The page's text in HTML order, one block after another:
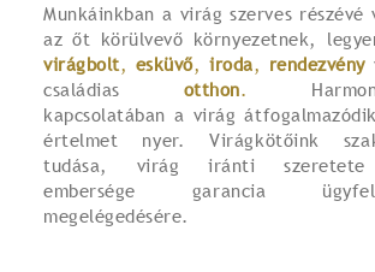
Munkáinkban a virág szerves részévé
az őt körülvevő környezetnek,
virágbolt, esküvő,iroda, rendezvény
családias otthon.
kapcsolatában a virág
értelmet nyer. Virágkötőink
tudása, virág iránti
embersége garancia
megelégedésére.